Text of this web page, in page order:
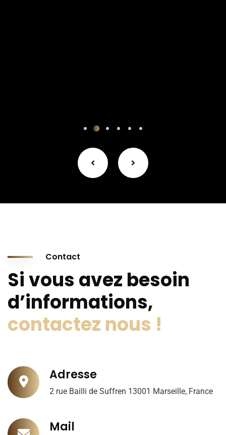
Contact
Si vous avez besoin
d’informations,
contactez nous !
Adresse
2 rue Bailli de Suffren 13001 Marseille, France
Mail